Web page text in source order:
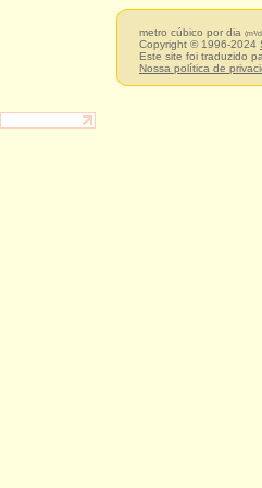
metro cúbico por dia (m³/
Copyright © 1996-2024
Este site foi traduzido
Nossa política de